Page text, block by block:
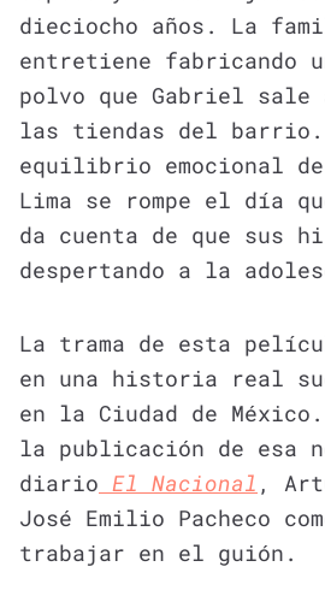
dieciocho años. La
entretiene fabricando
polvo que Gabriel sale
las tiendas del
equilibrio emocional
Lima se rompe el día
da cuenta de que sus
despertando a la
La trama de esta
en una historia real
en la Ciudad de
la publicación de esa
diario El Nacional ,
José Emilio Pacheco
trabajar en el guión.